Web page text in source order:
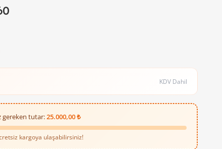
KDV Dahil
gereken tutar:25.000,00 ₺
kargoya ulaşabilirsiniz!